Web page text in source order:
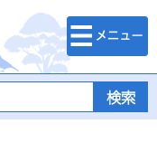
検索・メニュ
ー